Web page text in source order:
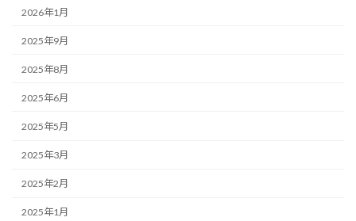
2026年1月
2025年9月
2025年8月
2025年6月
2025年5月
2025年3月
2025年2月
2025年1月